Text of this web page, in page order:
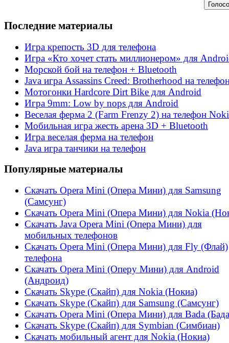
Последние материалы
Игра крепость 3D для телефона
Игра «Кто хочет стать миллионером» для
Морской бой на телефон + Bluetooth
Java игра Assassins Creed: Brotherhood на
Мотогонки Hardcore Dirt Bike для Android
Игра 9mm: Low by nops для Android
Веселая ферма 2 (Farm Frenzy 2) на телефон
Мобильная игра жесть арена 3D + Bluetooth
Игра веселая ферма на телефон
Java игра танчики на телефон
Популярные материалы
Скачать Opera Mini (Опера Мини) для Samsung
(Самсунг)
Скачать Opera Mini (Опера Мини) для Nokia
Скачать Java Opera Mini (Опера Мини) для
мобильных телефонов
Скачать Opera Mini (Опера Мини) для Fly (Флай)
телефона
Скачать Opera Mini (Оперу Мини) для Android
(Андроид)
Скачать Skype (Скайп) для Nokia (Нокиа)
Скачать Skype (Скайп) для Samsung (Самсунг)
Скачать Opera Mini (Опера Мини) для Bada
Скачать Skype (Скайп) для Symbian (Симбиан)
Скачать мобильный агент для Nokia (Нокиа)